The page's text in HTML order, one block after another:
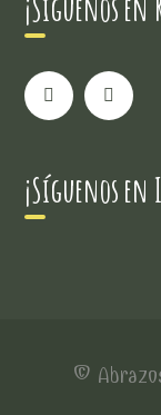
¡Síguenos en
¡Síguenos
©